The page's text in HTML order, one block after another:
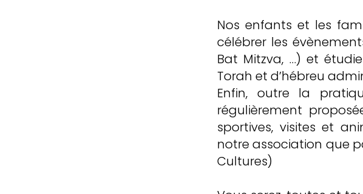
Nos enfants et les
célébrer les
Bat Mitzva, …) et
Torah et d’hébreu
Enfin, outre la
régulièrement
sportives, visites et
notre association que
Cultures)